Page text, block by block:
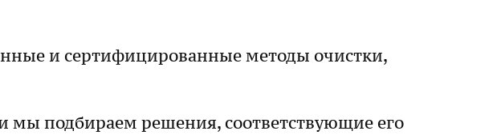
и сертифицированные методы очистки,
подбираем решения, соответствующие его